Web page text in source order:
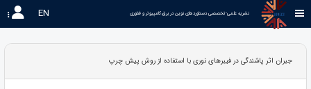
نشریه علمی-تخصصی دستاوردهای نوین در برق،کامپیوتر و فناوری EN
جبران اثر پاشندگی در فیبرهای نوری با استفاده از روش پیش چرپ